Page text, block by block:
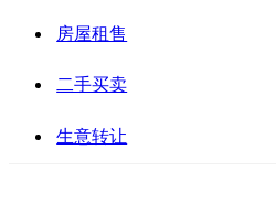
房屋租售
二手买卖
生意转让